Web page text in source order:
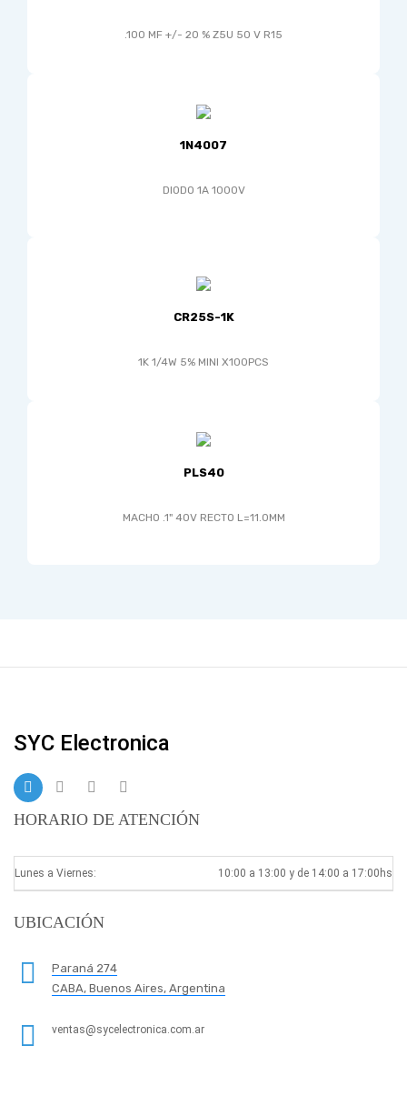
.100 MF +/- 20 % Z5U 50 V R15
1N4007
DIODO 1A 1000V
CR25S-1K
1K 1/4W 5% MINI X100PCS
PLS40
MACHO .1" 40V RECTO L=11.0MM
SYC Electronica
HORARIO DE ATENCIÓN
Lunes a Viernes: 10:00 a 13:00 y de 14:00 a 17:00hs
UBICACIÓN
Paraná 274
CABA, Buenos Aires, Argentina
ventas@sycelectronica.com.ar